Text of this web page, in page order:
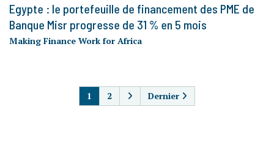
Egypte : le portefeuille de financement des PME de
Banque Misr progresse de 31 % en 5 mois
Making Finance Work for Africa
1 2 Dernier